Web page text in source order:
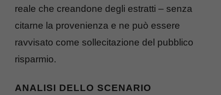
reale che creandone degli estratti – senza
citarne la provenienza e ne può essere
ravvisato come sollecitazione del pubblico
risparmio.
ANALISI DELLO SCENARIO